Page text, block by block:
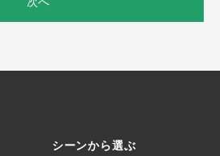
シーンから選ぶ